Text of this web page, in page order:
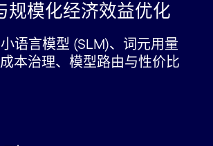
规模化经济效益优化
语言模型 (SLM)、词元用量
本治理、模型路由与性价比